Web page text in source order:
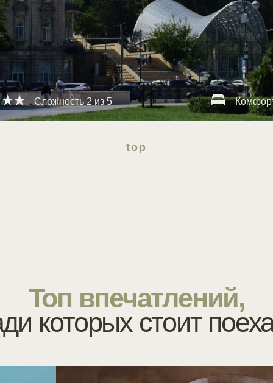
Сложность 2 из 5 Комфорт 5 из 5
top